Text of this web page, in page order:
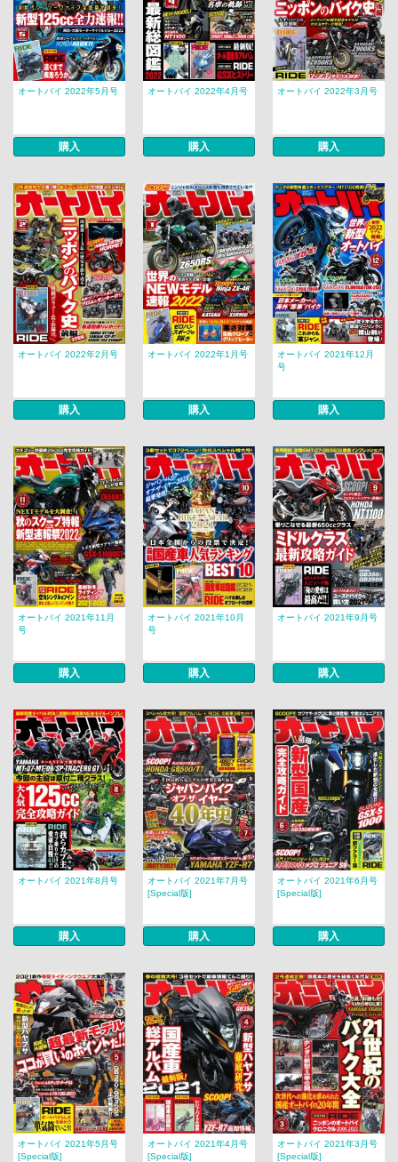
オートバイ 2022年5月号
購入
オートバイ 2022年4月号
購入
オートバイ 2022年3月号
購入
オートバイ 2022年2月号
購入
オートバイ 2022年1月号
購入
オートバイ 2021年12月
号
購入
オートバイ 2021年11月
号
購入
オートバイ 2021年10月
号
購入
オートバイ 2021年9月号
購入
オートバイ 2021年8月号
購入
オートバイ 2021年7月号
[Special版]
購入
オートバイ 2021年6月号
[Special版]
購入
オートバイ 2021年5月号
[Special版]
オートバイ 2021年4月号
[Special版]
オートバイ 2021年3月号
[Special版]